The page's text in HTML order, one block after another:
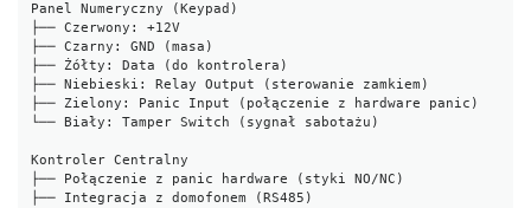
Panel Numeryczny (Keypad)
├── Czerwony: +12V
├── Czarny: GND (masa)
├── Żółty: Data (do kontrolera)
├── Niebieski: Relay Output (sterowanie zamkiem)
├── Zielony: Panic Input (połączenie z hardware panic)
└── Biały: Tamper Switch (sygnał sabotażu)
Kontroler Centralny
├── Połączenie z panic hardware (styki NO/NC)
├── Integracja z domofonem (RS485)